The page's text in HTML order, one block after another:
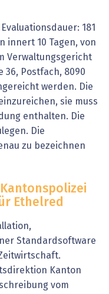
181
innert 10 Tagen, von
Verwaltungsgericht
36, Postfach, 8090
werden. Die
sie muss
enthalten. Die
Die
zu bezeichnen
Ethelred
Standardsoftware
Kanton
vom